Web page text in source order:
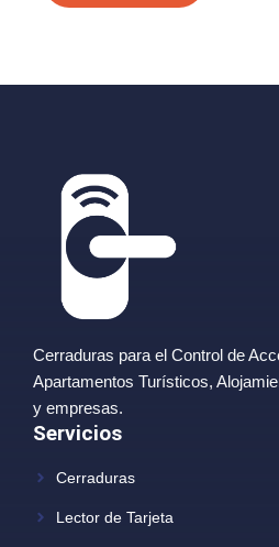
Cerraduras para el Control de
Apartamentos Turísticos,
y empresas.
Servicios
Cerraduras
Lector de Tarjeta